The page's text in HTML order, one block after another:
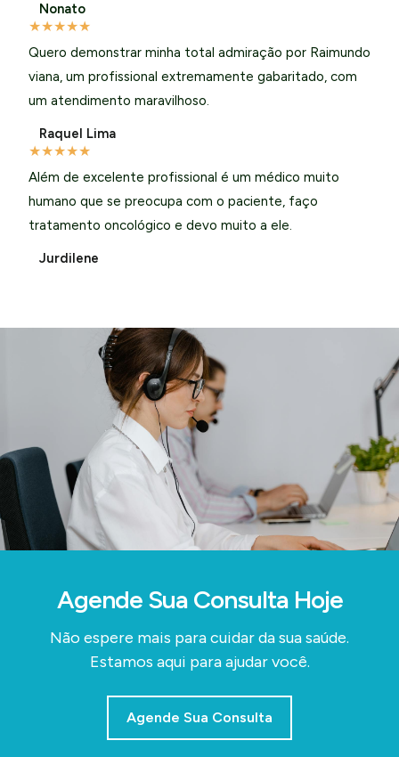
Nonato
★★★★★
Quero demonstrar minha total admiração por Raimundo
viana, um profissional extremamente gabaritado, com
um atendimento maravilhoso.
Raquel Lima
★★★★★
Além de excelente profissional é um médico muito
humano que se preocupa com o paciente, faço
tratamento oncológico e devo muito a ele.
Jurdilene
Agende Sua Consulta Hoje
Não espere mais para cuidar da sua saúde.
Estamos aqui para ajudar você.
Agende Sua Consulta